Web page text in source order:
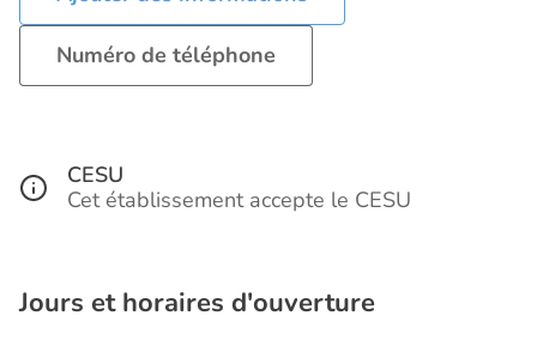
Numéro de téléphone
CESU
Cet établissement accepte le CESU
Jours et horaires d'ouverture